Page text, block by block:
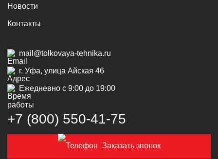
Новости
Контакты
mail@tolkovaya-tehnika.ru
г. Уфа, улица Айская 46
Ежедневно с 9:00 до 19:00
+7 (800) 550‑41‑75
Заказать звонок